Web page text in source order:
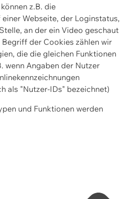
z.B. die
Webseite, der Loginstatus,
an der ein Video geschaut
der Cookies zählen wir
die die gleichen Funktionen
wenn Angaben der Nutzer
als "Nutzer-IDs" bezeichnet)
und Funktionen werden